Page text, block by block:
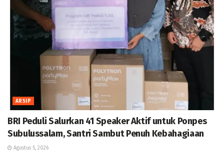
ARSIP
BRI Peduli Salurkan 41 Speaker Aktif untuk Ponpes
Subulussalam, Santri Sambut Penuh Kebahagiaan
Agustus 5, 2026